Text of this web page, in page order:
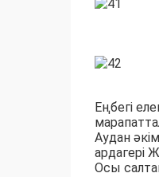
Еңбегі
Аудан
ардагері
Осы